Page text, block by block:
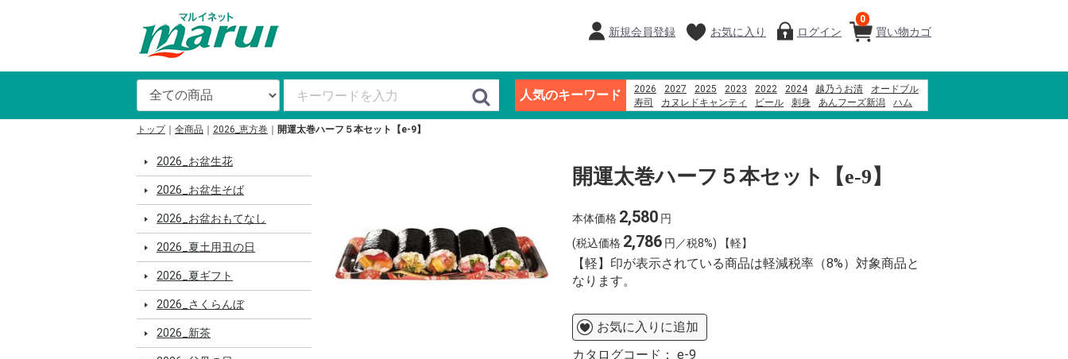
買い物カゴ
0
新規会員登録 お気に入り ログイン
人気のキーワード 2026 2027 2025 2023 2022 2024 越乃うお清
オードブル
寿司
カヌレドキャンティ ビール 刺身 あんフーズ新潟
ハム
トップ 全商品 2026_恵方巻 開運太巻ハーフ５本セット【e-9】
2026_お盆生花
2026_お盆生そば
2026_お盆おもてなし
2026_夏土用丑の日
2026_夏ギフト
2026_さくらんぼ
2026_新茶
開運太巻ハーフ５本セット【e-9】
本体価格 2,580円
(税込価格 2,786円／税8%) 【軽】
【軽】印が表示されている商品は軽減税率（8%）対象商品と
なります。
お気に入りに追加
カタログコード： e-9